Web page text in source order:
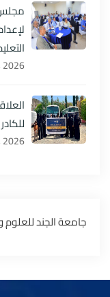
مجلس
2026
2026
‏جامعة الجند للعلوم